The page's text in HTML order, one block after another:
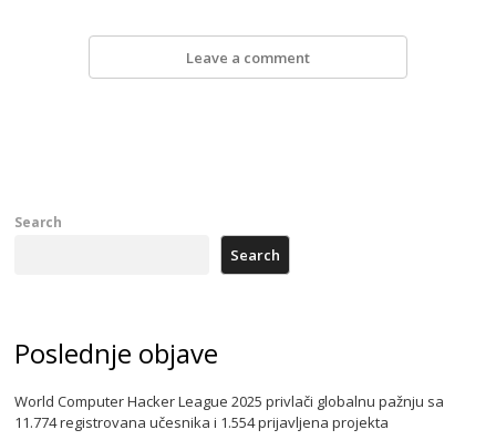
Leave a comment
Search
Search
Poslednje objave
World Computer Hacker League 2025 privlači globalnu pažnju sa
11.774 registrovana učesnika i 1.554 prijavljena projekta